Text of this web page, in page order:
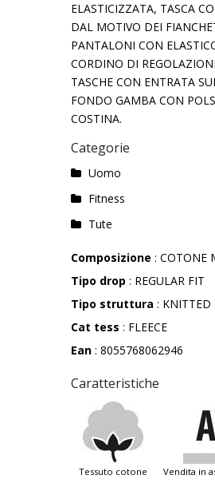
ELASTICIZZATA, TASCA
DAL MOTIVO DEI
PANTALONI CON
CORDINO DI
TASCHE CON ENTRATA
FONDO GAMBA CON
COSTINA.
Categorie
Uomo
Fitness
Tute
Composizione : COTONE
Tipo drop : REGULAR FIT
Tipo struttura : KNITTED
Cat tess : FLEECE
Ean : 8055768062946
Caratteristiche
tessuto cotone vendita in